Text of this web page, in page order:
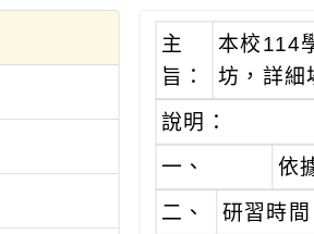
主
旨：
本校114
坊，詳細
說明：
一、
依
二、 研習時